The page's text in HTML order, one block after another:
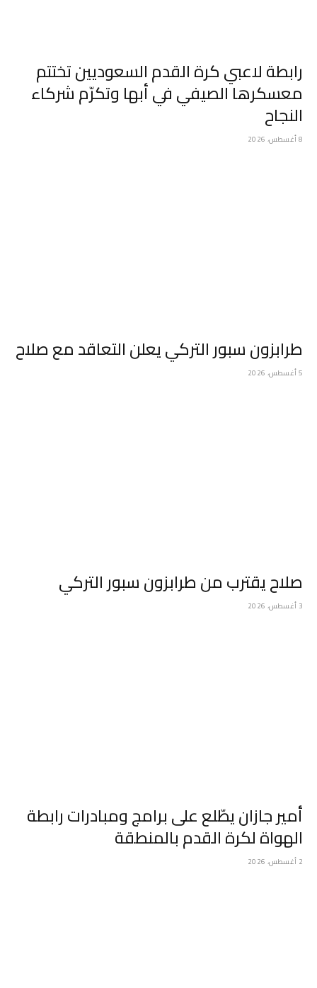
رابطة لاعبي كرة القدم السعوديين تختتم
معسكرها الصيفي في أبها وتكرّم شركاء
النجاح
8 أغسطس، 2026
طرابزون سبور التركي يعلن التعاقد مع صلاح
5 أغسطس، 2026
صلاح يقترب من طرابزون سبور التركي
3 أغسطس، 2026
أمير جازان يطّلع على برامج ومبادرات رابطة
الهواة لكرة القدم بالمنطقة
2 أغسطس، 2026